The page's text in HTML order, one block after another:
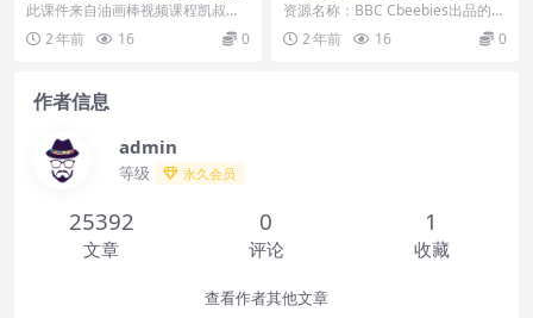
基础玩转油画棒
此课件来自油画棒视频课程凯叔路
正先零基础玩转油画棒，油画棒是
最简单的作画工具，零...
2 年前 16 0
自然拼读动画《字母积木》，
资源名称：BBC Cbeebies出品的P
honics自然拼读启蒙动画本资源共
约...2 年前 16 0
作者信息
admin
等级 永久会员
25392
文章
0
评论
1
收藏
查看作者其他文章